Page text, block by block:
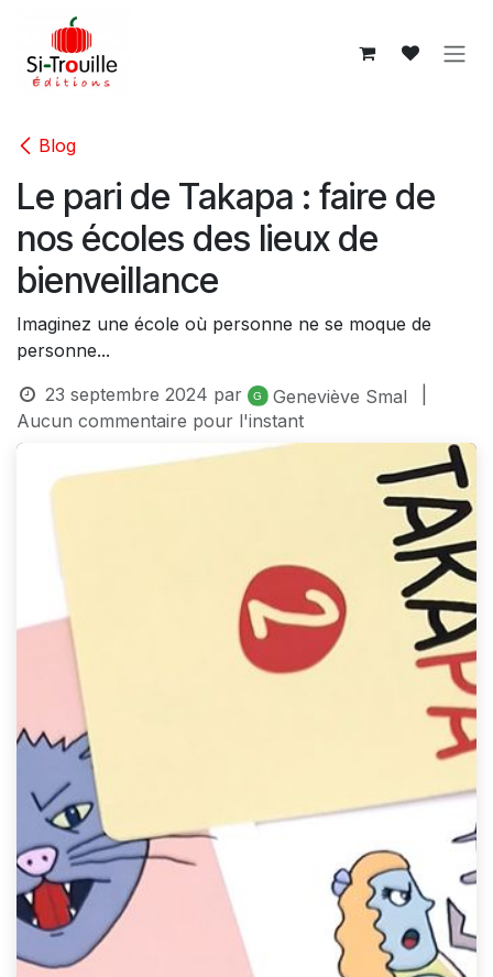
Se rendre au contenu
Blog
Le pari de Takapa : faire de
nos écoles des lieux de
bienveillance
Imaginez une école où personne ne se moque de
personne...
23 septembre 2024 par Geneviève Smal
Aucun commentaire pour l'instant